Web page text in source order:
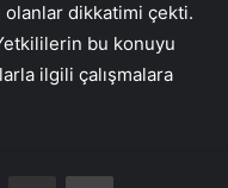
dikkatimi çekti.
bu konuyu
ilgili çalışmalara
E-Posta ile paylaşYazdır